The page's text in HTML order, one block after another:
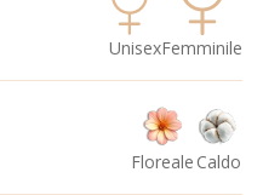
UnisexFemminile
Floreale Caldo